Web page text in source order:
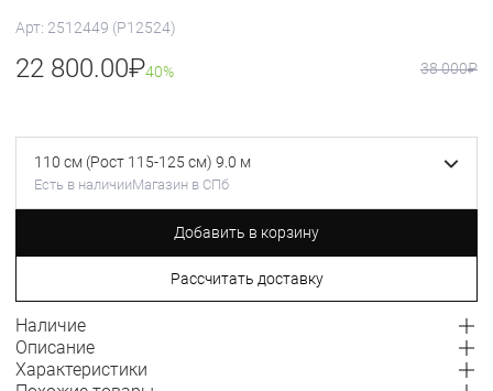
Арт: 2512449 (P12524)
22 800.00₽40% 38 000₽
110 см (Рост 115-125 см) 9.0 м
Есть в наличииМагазин в СПб
Добавить в корзину
Рассчитать доставку
Наличие
Описание
Характеристики